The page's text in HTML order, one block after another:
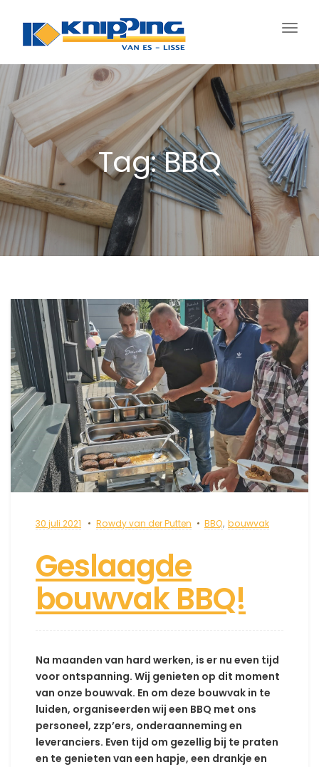
Tag: BBQ
30 juli 2021 Rowdy van der Putten BBQ, bouwvak
Geslaagde
bouwvak BBQ!
Na maanden van hard werken, is er nu even tijd
voor ontspanning. Wij genieten op dit moment
van onze bouwvak. En om deze bouwvak in te
luiden, organiseerden wij een BBQ met ons
personeel, zzp’ers, onderaanneming en
leveranciers. Even tijd om gezellig bij te praten
en te genieten van een hapje, een drankje en